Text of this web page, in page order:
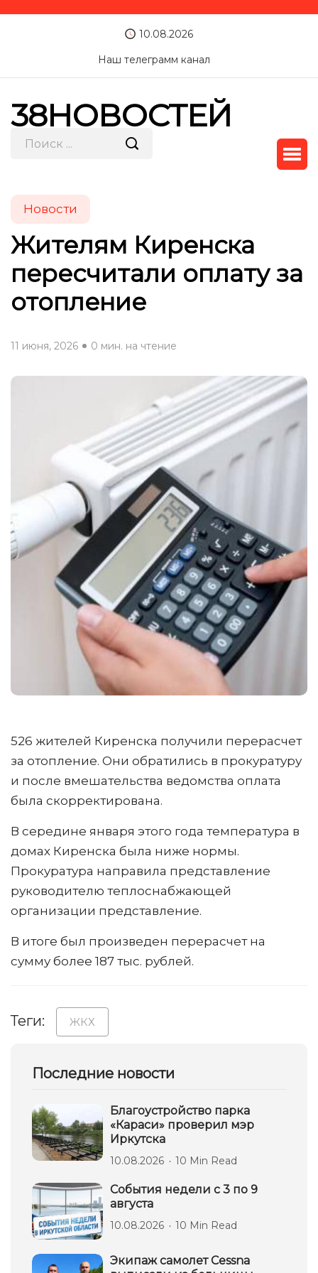
10.08.2026
Наш телеграмм канал
38НОВОСТЕЙ
Новости
Жителям Киренска
пересчитали оплату за
отопление
11 июня, 2026 0 мин. на чтение
526 жителей Киренска получили перерасчет
за отопление. Они обратились в прокуратуру
и после вмешательства ведомства оплата
была скорректирована.
В середине января этого года температура в
домах Киренска была ниже нормы.
Прокуратура направила представление
руководителю теплоснабжающей
организации представление.
В итоге был произведен перерасчет на
сумму более 187 тыс. рублей.
Теги: ЖКХ
Последние новости
Благоустройство парка
«Караси» проверил мэр
Иркутска
10.08.2026 10 Min Read
События недели с 3 по 9
августа
10.08.2026 10 Min Read
Экипаж самолет Сessna